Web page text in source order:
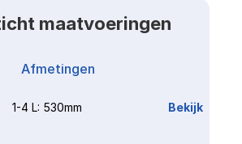
maatvoeringen
Afmetingen
1-4 L: 530mm Bekijk